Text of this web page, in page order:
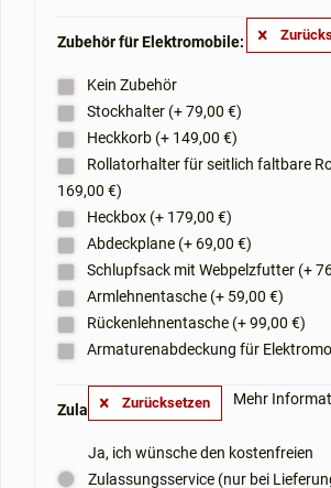
Zubehör für Elektromobile: **
Kein Zubehör
Stockhalter (+ 79,00 €)
Heckkorb (+ 149,00 €)
Rollatorhalter für seitlich faltbare
169,00 €)
Heckbox (+ 179,00 €)
Abdeckplane (+ 69,00 €)
Schlupfsack mit Webpelzfutter (+
Armlehnentasche (+ 59,00 €)
Rückenlehnentasche (+ 99,00 €)
Armaturenabdeckung für
Zulassungsservice: **
Ja, ich wünsche den kostenfreien
Zulassungsservice (nur bei
Zurücksetzen Mehr